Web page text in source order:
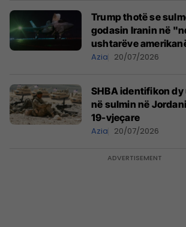
Trump thotë se
godasin Iranin në
ushtarëve
Azia 20/07/2026
SHBA identifikon
në sulmin në
19-vjeçare
Azia 20/07/2026